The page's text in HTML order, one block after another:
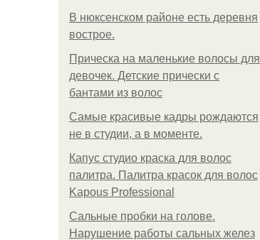
В нюксенском районе есть деревня
вострое.
Прическа на маленькие волосы для
девочек. Детские прически с
бантами из волос
Самые красивые кадры рождаются
не в студии, а в моменте.
Капус студио краска для волос
палитра. Палитра красок для волос
Kapous Professional
Сальные пробки на голове.
Нарушение работы сальных желез